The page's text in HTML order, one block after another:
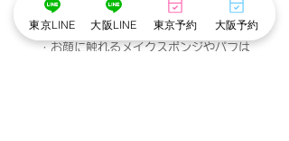
・出勤スタッフの検温
・アルコール手指消毒
・お顔に触れるメイクスポンジやパフは
東京LINE 大阪LINE 東京予約 大阪予約